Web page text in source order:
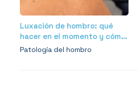
Luxación de hombro: qué
hacer en el momento y cómo
es la recuperación
Patología del hombro